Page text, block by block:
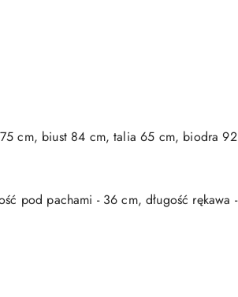
cm, biust 84 cm, talia 65 cm, biodra
pod pachami - 36 cm, długość rękawa